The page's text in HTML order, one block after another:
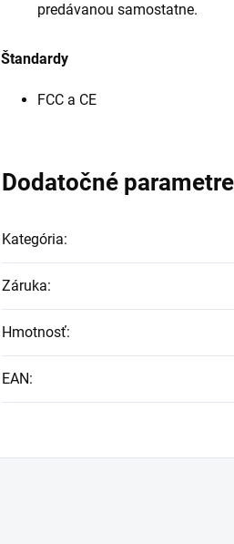
predávanou samostatne.
Štandardy
FCC a CE
Dodatočné parametre
Kategória:
Záruka:
Hmotnosť:
EAN: